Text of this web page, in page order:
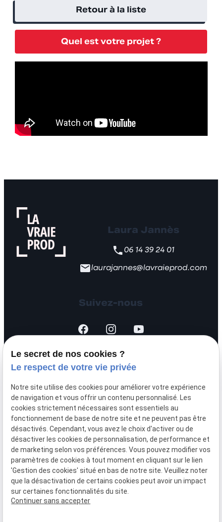
Retour à la liste
Quel est votre projet ?
Laura Jannès
06 14 39 24 01
laurajannes@lavraieprod.com
Suivez-nous
Mentions légales
Politique de
confidentialité
Gestion
des
cookies
Plan du
site
Le secret de nos cookies ?
Le respect de votre vie privée
Notre site utilise des cookies pour améliorer votre expérience
de navigation et vous offrir un contenu personnalisé. Les
cookies strictement nécessaires sont essentiels au
fonctionnement de base de notre site et ne peuvent pas être
désactivés. Cependant, vous avez le choix d'activer ou de
désactiver les cookies de personnalisation, de performance et
de marketing selon vos préférences. Vous pouvez modifier vos
paramètres de cookies à tout moment en cliquant sur le lien
'Gestion des cookies' situé en bas de notre site. Veuillez noter
que la désactivation de certains cookies peut avoir un impact
sur certaines fonctionnalités du site.
Continuer sans accepter